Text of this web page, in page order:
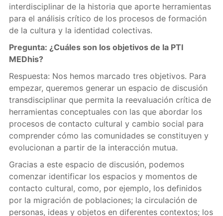
interdisciplinar de la historia que aporte herramientas
para el análisis crítico de los procesos de formación
de la cultura y la identidad colectivas.
Pregunta: ¿Cuáles son los objetivos de la PTI
MEDhis?
Respuesta: Nos hemos marcado tres objetivos. Para
empezar, queremos generar un espacio de discusión
transdisciplinar que permita la reevaluación crítica de
herramientas conceptuales con las que abordar los
procesos de contacto cultural y cambio social para
comprender cómo las comunidades se constituyen y
evolucionan a partir de la interacción mutua.
Gracias a este espacio de discusión, podemos
comenzar identificar los espacios y momentos de
contacto cultural, como, por ejemplo, los definidos
por la migración de poblaciones; la circulación de
personas, ideas y objetos en diferentes contextos; los